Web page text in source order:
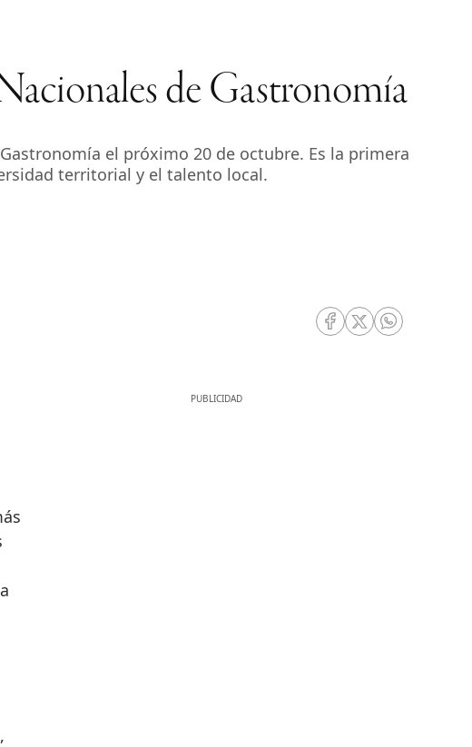
de Gastronomía
el próximo 20 de octubre. Es la primera
territorial y el talento local.
RRSS Facebook
RRSS Twitter
RRSS